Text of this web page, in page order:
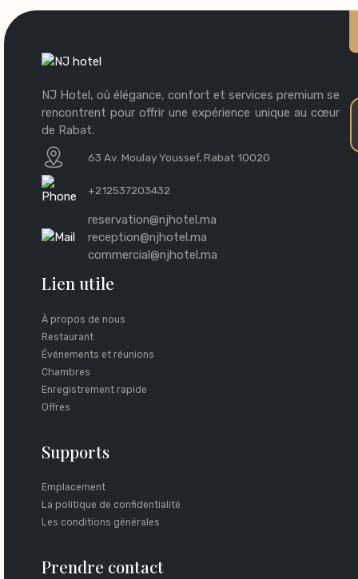
NJ Hotel, où élégance, confort et services premium se
rencontrent pour offrir une expérience unique au cœur
de Rabat.
63 Av. Moulay Youssef, Rabat 10020
+212537203432
reservation@njhotel.ma
reception@njhotel.ma
commercial@njhotel.ma
Lien utile
À propos de nous
Restaurant
Événements et réunions
Chambres
Enregistrement rapide
Offres
Supports
Emplacement
La politique de confidentialité
Les conditions générales
Prendre contact